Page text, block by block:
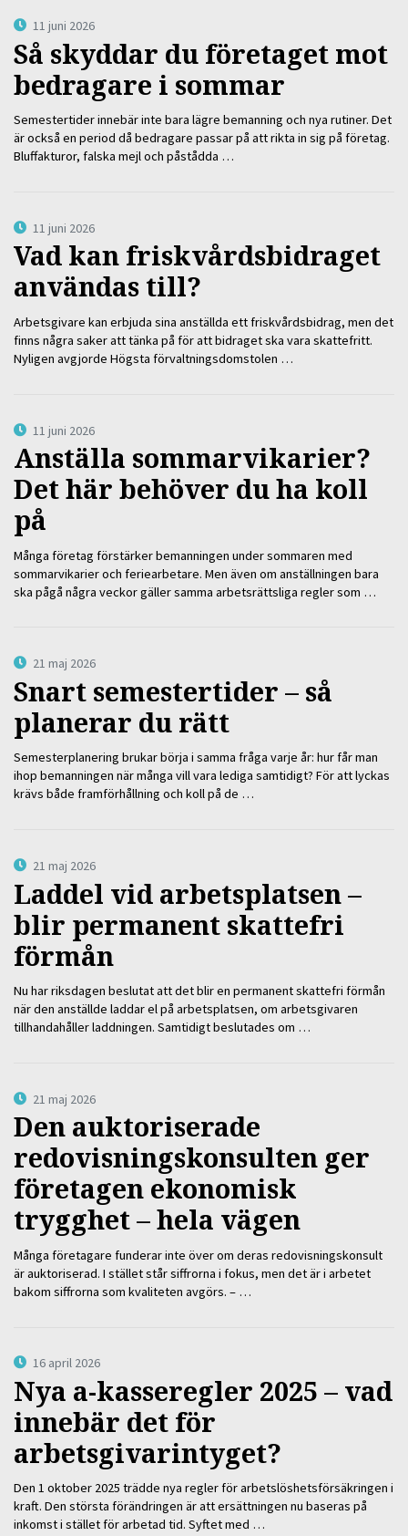
11 juni 2026
Så skyddar du företaget mot
bedragare i sommar
Semestertider innebär inte bara lägre bemanning och nya rutiner. Det
är också en period då bedragare passar på att rikta in sig på företag.
Bluffakturor, falska mejl och påstådda …
11 juni 2026
Vad kan friskvårdsbidraget
användas till?
Arbetsgivare kan erbjuda sina anställda ett friskvårdsbidrag, men det
finns några saker att tänka på för att bidraget ska vara skattefritt.
Nyligen avgjorde Högsta förvaltningsdomstolen …
11 juni 2026
Anställa sommarvikarier?
Det här behöver du ha koll
på
Många företag förstärker bemanningen under sommaren med
sommarvikarier och feriearbetare. Men även om anställningen bara
ska pågå några veckor gäller samma arbetsrättsliga regler som …
21 maj 2026
Snart semestertider – så
planerar du rätt
Semesterplanering brukar börja i samma fråga varje år: hur får man
ihop bemanningen när många vill vara lediga samtidigt? För att lyckas
krävs både framförhållning och koll på de …
21 maj 2026
Laddel vid arbetsplatsen –
blir permanent skattefri
förmån
Nu har riksdagen beslutat att det blir en permanent skattefri förmån
när den anställde laddar el på arbetsplatsen, om arbetsgivaren
tillhandahåller laddningen. Samtidigt beslutades om …
21 maj 2026
Den auktoriserade
redovisningskonsulten ger
företagen ekonomisk
trygghet – hela vägen
Många företagare funderar inte över om deras redovisningskonsult
är auktoriserad. I stället står siffrorna i fokus, men det är i arbetet
bakom siffrorna som kvaliteten avgörs. – …
16 april 2026
Nya a-kasseregler 2025 – vad
innebär det för
arbetsgivarintyget?
Den 1 oktober 2025 trädde nya regler för arbetslöshetsförsäkringen i
kraft. Den största förändringen är att ersättningen nu baseras på
inkomst i stället för arbetad tid. Syftet med …